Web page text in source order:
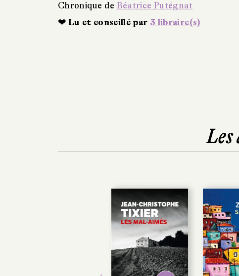
Chronique de Béatrice Putégnat
❤ Lu et conseillé par 3 libraire(s)